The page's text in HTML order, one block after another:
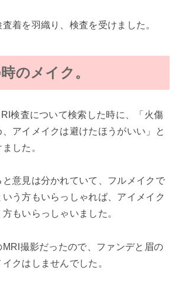
着を羽織り、検査を受けました。
のメイク 。
検査について検索した時に、「火傷
アイメイクは避けたほうがいい」と
した。
意見は分かれていて、フルメイクで
いう方もいらっしゃれば、アイメイク
もいらっしゃいました。
MRI 撮影だったので、ファンデと眉の
クはしませんでした。